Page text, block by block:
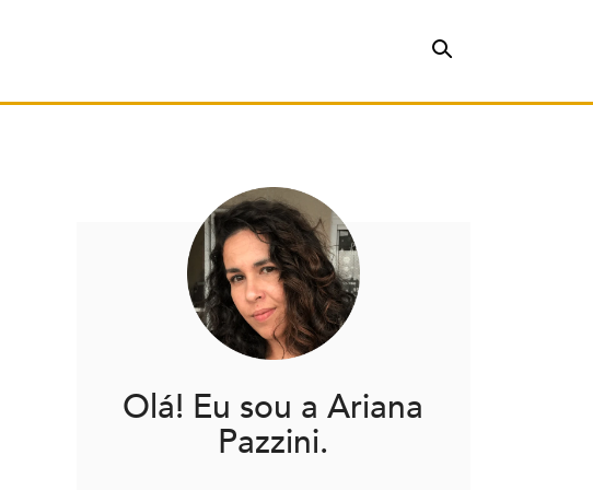
Olá! Eu sou a Ariana
Pazzini.